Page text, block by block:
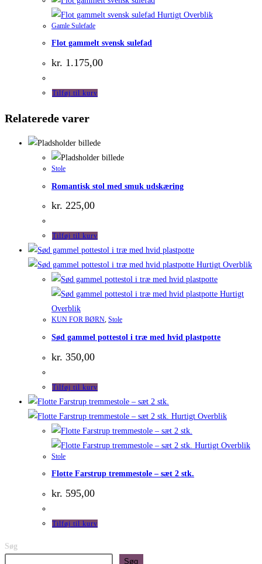
Hurtigt Overblik
Gamle Sulefade
Flot gammelt svensk sulefad
kr. 1.175,00
Tilføj til kurv
Relaterede varer
Stole
Romantisk stol med smuk udskæring
kr. 225,00
Tilføj til kurv
Hurtigt Overblik
Hurtigt
Overblik
KUN FOR BØRN, Stole
Sød gammel pottestol i træ med hvid plastpotte
kr. 350,00
Tilføj til kurv
Hurtigt Overblik
Hurtigt Overblik
Stole
Flotte Farstrup tremmestole – sæt 2 stk.
kr. 595,00
Tilføj til kurv
Søg
Søg